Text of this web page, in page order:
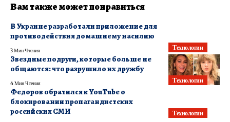
Вам также может понравиться
Технологии
В Украине разработали приложение для
противодействия домашнему насилию
3 Мин Чтения
Технологии
Звездные подруги, которые больше не
общаются: что разрушило их дружбу
4 Мин Чтения
Технологии
Федоров обратился к YouTube о
блокировании пропагандистских
российских СМИ